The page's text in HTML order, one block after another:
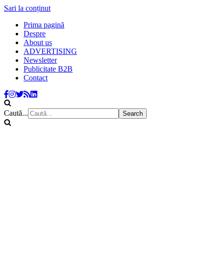
Sari la conținut
Prima pagină
Despre
About us
ADVERTISING
Newsletter
Publicitate B2B
Contact
Caută...